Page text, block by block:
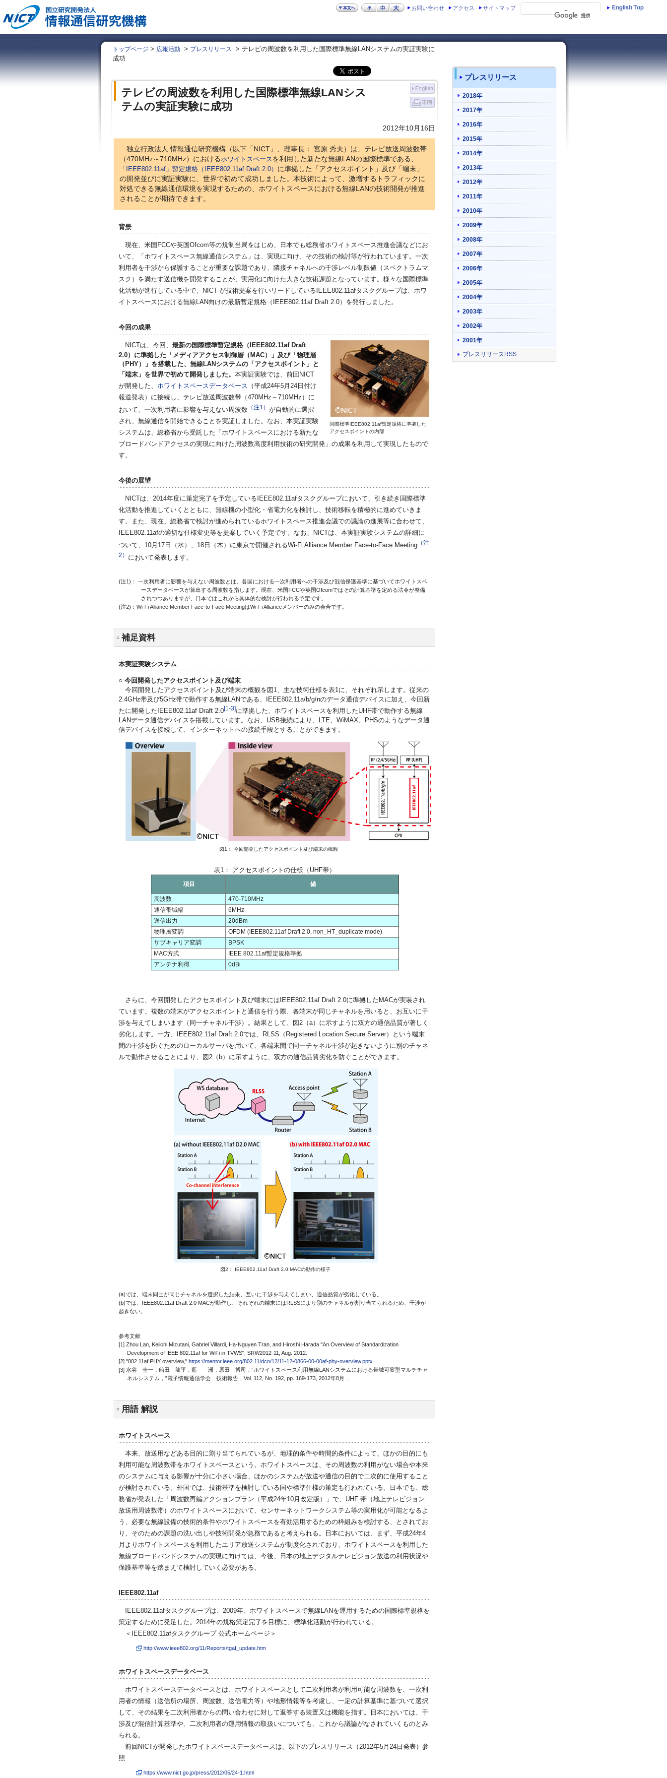
お問い合わせ アクセス サイトマップ
トップページ > 広報活動 > プレスリリース
> テレビの周波数を利用した国際標準無線LANシステムの実証実験に
成功
テレビの周波数を利用した国際標準無線LANシス
テムの実証実験に成功
2012年10月16日
独立行政法人 情報通信研究機構（以下「NICT」、理事長： 宮原 秀夫）は、テレビ放送周波数帯
（470MHz～710MHz）におけるホワイトスペースを利用した新たな無線LANの国際標準である、
「IEEE802.11af」暫定規格（IEEE802.11af Draft 2.0） に準拠した「アクセスポイント」及び「端末」
の開発並びに実証実験に、世界で初めて成功しました。本技術によって、激増するトラフィックに
対処できる無線通信環境を実現するための、ホワイトスペースにおける無線LANの技術開発が推進
されることが期待できます。
背景
現在、米国FCCや英国Ofcom等の規制当局をはじめ、日本でも総務省ホワイトスペース推進会議などにお
いて、「ホワイトスペース無線通信システム」は、実現に向け、その技術の検討等が行われています。一次
利用者を干渉から保護することが重要な課題であり、隣接チャネルへの干渉レベル制限値（スペクトラムマ
スク）を満たす送信機を開発することが、実用化に向けた大きな技術課題となっています。様々な国際標準
化活動が進行している中で、NICT が技術提案を行いリードしているIEEE802.11afタスクグループは、ホワ
イトスペースにおける無線LAN向けの最新暫定規格（IEEE802.11af Draft 2.0）を発行しました。
今回の成果
国際標準IEEE802.11af暫定規格に準拠した
アクセスポイントの内部
NICTは、今回、 最新の国際標準暫定規格（IEEE802.11af Draft
2.0）に準拠した「メディアアクセス制御層（MAC）」及び「物理層
（PHY）」を搭載した、無線LANシステムの「アクセスポイント」と
「端末」を世界で初めて開発しました。 本実証実験では、前回NICT
が開発した、 ホワイトスペースデータベース
（平成24年5月24日付け
報道発表）に接続し、テレビ放送周波数帯（470MHz～710MHz）に
おいて、一次利用者に影響を与えない周波数 （注1） が自動的に選択
され、無線通信を開始できることを実証しました。なお、本実証実験
システムは、総務省から受託した「ホワイトスペースにおける新たな
ブロードバンドアクセスの実現に向けた周波数高度利用技術の研究開発」の成果を利用して実現したもので
す。
今後の展望
NICTは、2014年度に策定完了を予定しているIEEE802.11afタスクグループにおいて、引き続き国際標準
化活動を推進していくとともに、無線機の小型化・省電力化を検討し、技術移転を積極的に進めていきま
す。また、現在、総務省で検討が進められているホワイトスペース推進会議での議論の進展等に合わせて、
IEEE802.11afの適切な仕様変更等を提案していく予定です。なお、NICTは、本実証実験システムの詳細に
ついて、10月17日（水）、18日（木）に東京で開催されるWi-Fi Alliance Member Face-to-Face Meeting （注
2） において発表します。
(注1)： 一次利用者に影響を与えない周波数とは、各国における一次利用者への干渉及び混信保護基準に基づいてホワイトスペ
ースデータベースが算出する周波数を指します。現在、米国FCCや英国Ofcomではその計算基準を定める法令が整備
されつつありますが、日本ではこれから具体的な検討が行われる予定です。
(注2)：Wi-Fi Alliance Member Face-to-Face MeetingはWi-Fi Allianceメンバーのみの会合です。
補足資料
本実証実験システム
○ 今回開発したアクセスポイント及び端末
今回開発したアクセスポイント及び端末の概観を図1、主な技術仕様を表1に、それぞれ示します。従来の
2.4GHz帯及び5GHz帯で動作する無線LANである、IEEE802.11a/b/g/nのデータ通信デバイスに加え、今回新
たに開発したIEEE802.11af Draft 2.0[1-3]に準拠した、ホワイトスペースを利用したUHF帯で動作する無線
LANデータ通信デバイスを搭載しています。なお、USB接続により、LTE、WiMAX、PHSのようなデータ通
信デバイスを接続して、インターネットへの接続手段とすることができます。
図1： 今回開発したアクセスポイント及び端末の概観
表1： アクセスポイントの仕様（UHF帯）
項目 値
周波数
470-710MHz
通信帯域幅
6MHz
送信出力
20dBm
物理層変調
OFDM (IEEE802.11af Draft 2.0, non_HT_duplicate mode)
サブキャリア変調
BPSK
MAC方式
IEEE 802.11af暫定規格準拠
アンテナ利得
0dBi
さらに、今回開発したアクセスポイント及び端末にはIEEE802.11af Draft 2.0に準拠したMACが実装され
ています。複数の端末がアクセスポイントと通信を行う際、各端末が同じチャネルを用いると、お互いに干
渉を与えてしまいます（同一チャネル干渉）。結果として、図2（a）に示すように双方の通信品質が著しく
劣化します。一方、IEEE802.11af Draft 2.0では、RLSS（Registered Location Secure Server）という端末
間の干渉を防ぐためのローカルサーバを用いて、各端末間で同一チャネル干渉が起きないように別のチャネ
ルで動作させることにより、図2（b）に示すように、双方の通信品質劣化を防ぐことができます。
図2： IEEE802.11af Draft 2.0 MACの動作の様子
(a)では、端末同士が同じチャネルを選択した結果、互いに干渉を与えてしまい、通信品質が劣化している。
(b)では、IEEE802.11af Draft 2.0 MACが動作し、それぞれの端末にはRLSSにより別のチャネルが割り当てられるため、干渉が
起きない。
参考文献
[1] Zhou Lan, Keiichi Mizutani, Gabriel Villardi, Ha-Nguyen Tran, and Hiroshi Harada "An Overview of Standardization
Development of IEEE 802.11af for WiFi in TVWS", SRW2012-11, Aug. 2012.
[2] "802.11af PHY overview," https://mentor.ieee.org/802.11/dcn/12/11-12-0866-00-00af-phy-overview.pptx
[3] 水谷 圭一，船田 龍平，藍 洲，原田 博司，“ホワイトスペース利用無線LANシステムにおける帯域可変型マルチチャ
ネルシステム，”電子情報通信学会 技術報告，Vol. 112, No. 192, pp. 169-173, 2012年8月．
用語 解説
ホワイトスペース
本来、放送用などある目的に割り当てられているが、地理的条件や時間的条件によって、ほかの目的にも
利用可能な周波数帯をホワイトスペースという。ホワイトスペースは、その周波数の利用がない場合や本来
のシステムに与える影響が十分に小さい場合、ほかのシステムが放送や通信の目的で二次的に使用すること
が検討されている。外国では、技術基準を検討している国や標準仕様の策定も行われている。日本でも、総
務省が発表した「周波数再編アクションプラン（平成24年10月改定版）」で、UHF 帯（地上テレビジョン
放送用周波数帯）のホワイトスペースにおいて、センサーネットワークシステム等の実用化が可能となるよ
う、必要な無線設備の技術的条件やホワイトスペースを有効活用するための枠組みを検討する、とされてお
り、そのための課題の洗い出しや技術開発が急務であると考えられる。日本においては、まず、平成24年4
月よりホワイトスペースを利用したエリア放送システムが制度化されており、ホワイトスペースを利用した
無線ブロードバンドシステムの実現に向けては、今後、日本の地上デジタルテレビジョン放送の利用状況や
保護基準等を踏まえて検討していく必要がある。
IEEE802.11af
IEEE802.11afタスクグループは、2009年、ホワイトスペースで無線LANを運用するための国際標準規格を
策定するために発足した。2014年の規格策定完了を目標に、標準化活動が行われている。
＜IEEE802.11afタスクグループ 公式ホームページ＞
http://www.ieee802.org/11/Reports/tgaf_update.htm
ホワイトスペースデータベース
ホワイトスペースデータベースとは、ホワイトスペースとして二次利用者が利用可能な周波数を、一次利
用者の情報（送信所の場所、周波数、送信電力等）や地形情報等を考慮し、一定の計算基準に基づいて選択
して、その結果を二次利用者からの問い合わせに対して返答する装置又は機能を指す。日本においては、干
渉及び混信計算基準や、二次利用者の運用情報の取扱いについても、これから議論がなされていくものとみ
られる。
前回NICTが開発したホワイトスペースデータベースは、以下のプレスリリース（2012年5月24日発表）参
照
https://www.nict.go.jp/press/2012/05/24-1.html
プレスリリース
2018年
2017年
2016年
2015年
2014年
2013年
2012年
2011年
2010年
2009年
2008年
2007年
2006年
2005年
2004年
2003年
2002年
2001年
プレスリリースRSS